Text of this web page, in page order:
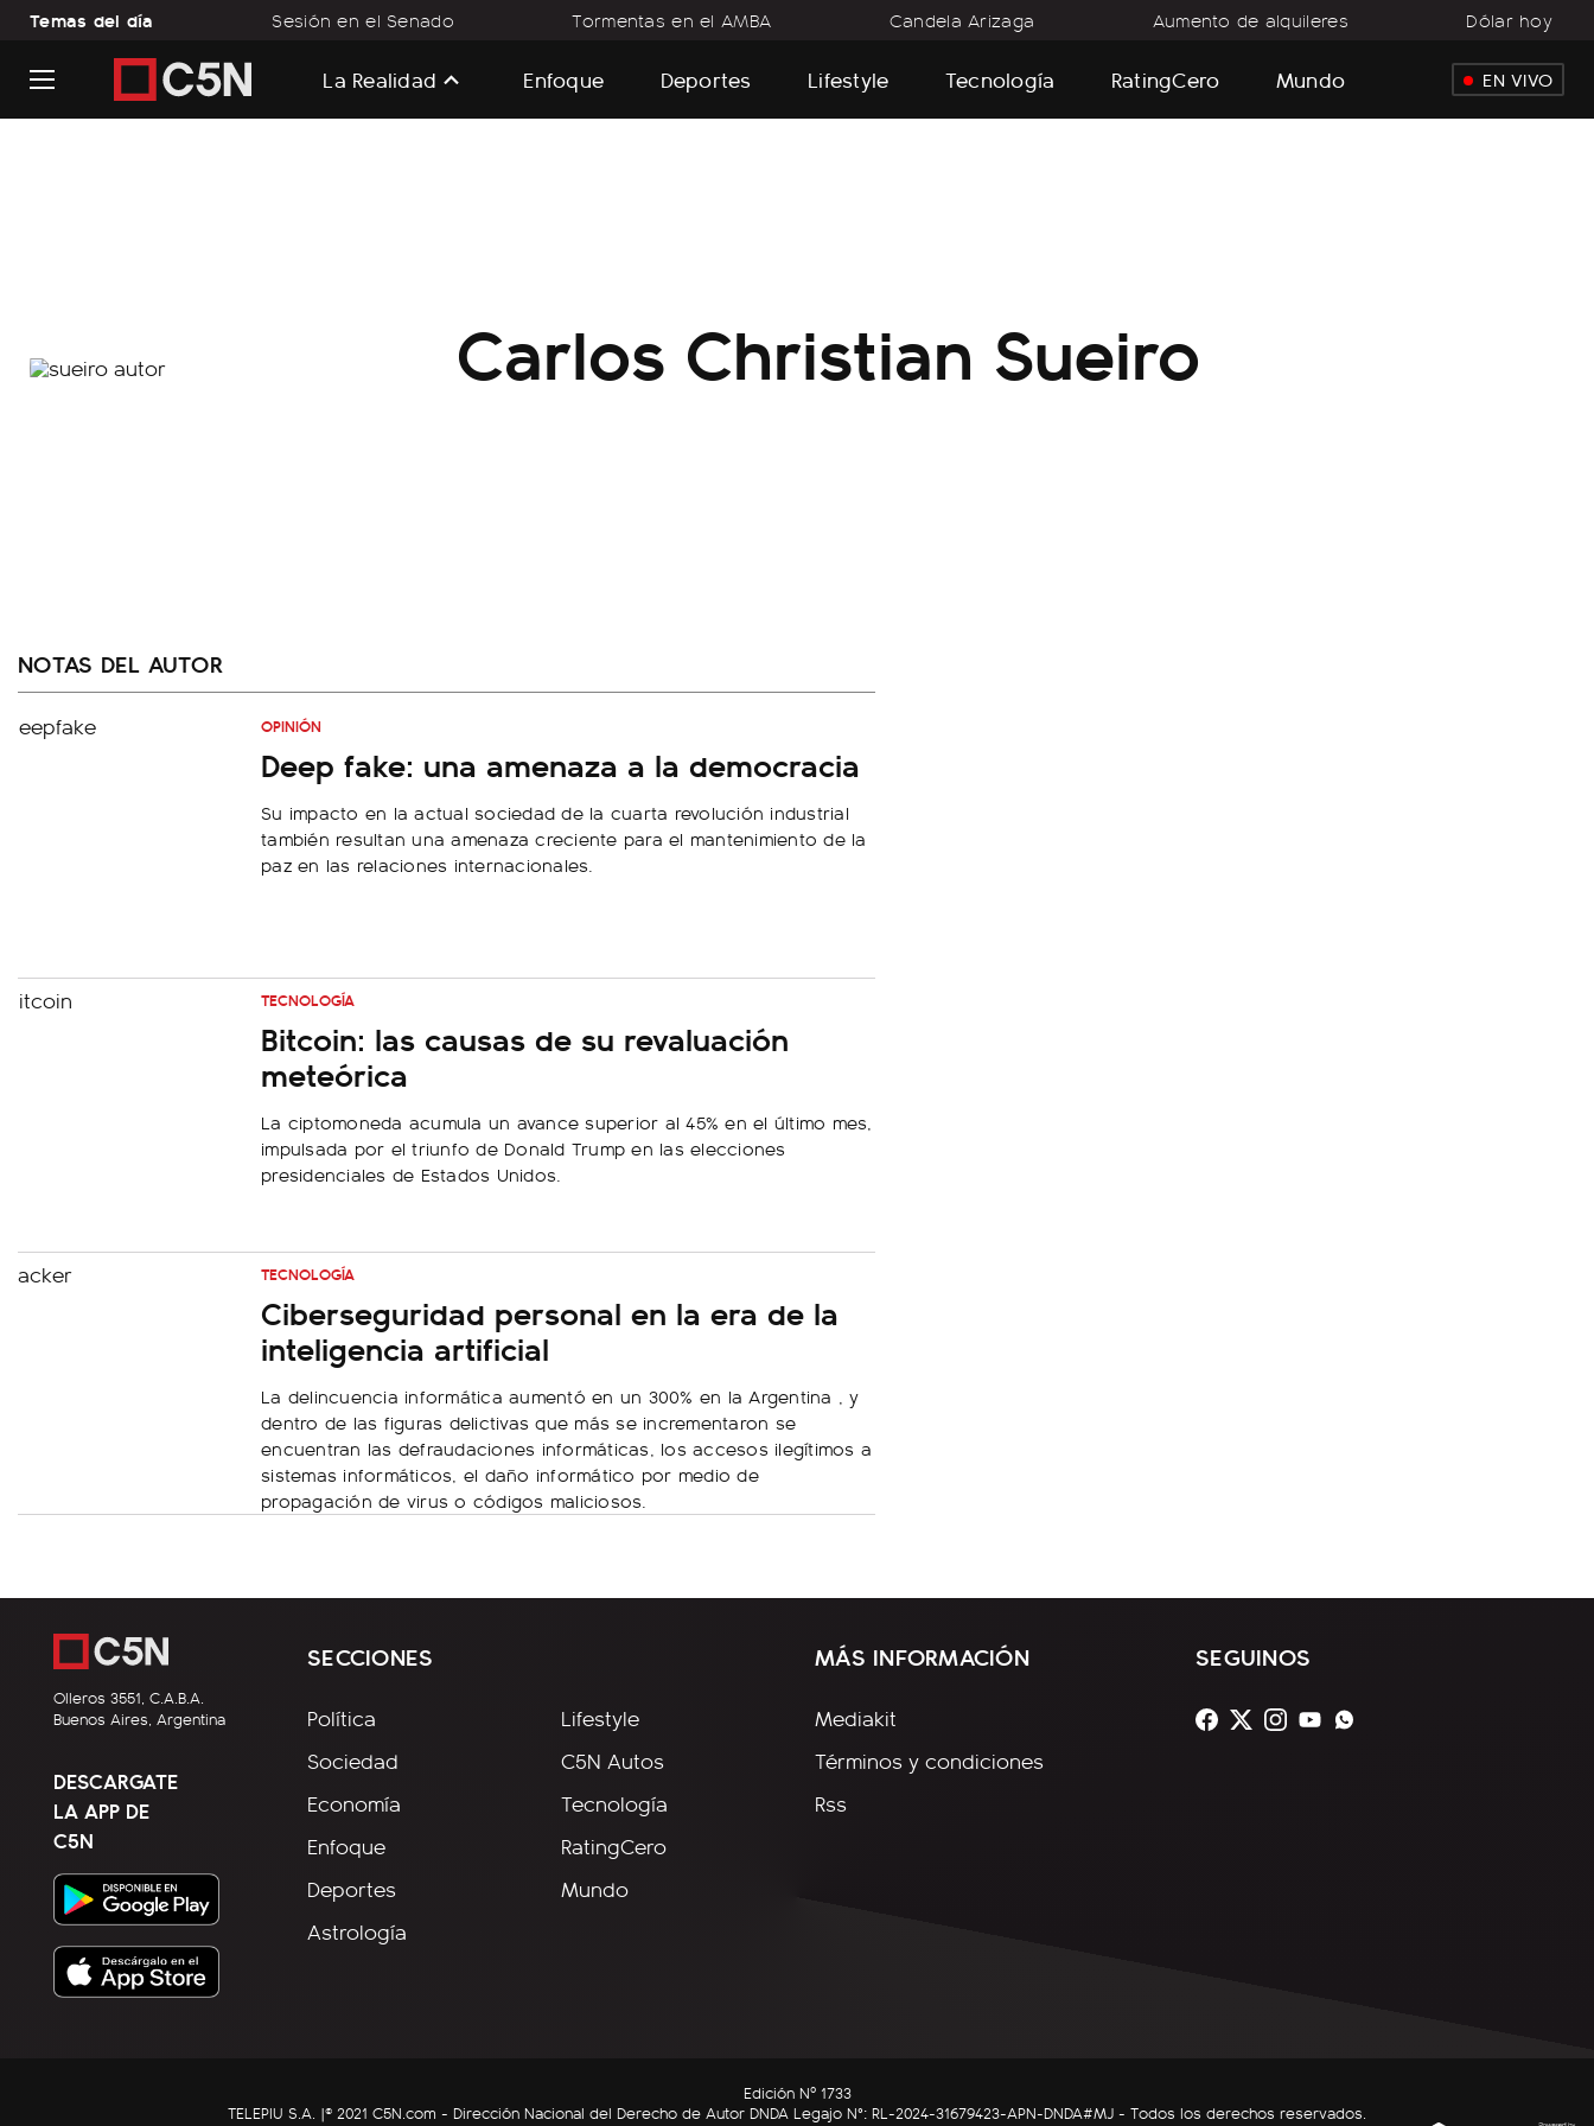
Temas del día Sesión en el Senado Tormentas en el AMBA Candela Arizaga Aumento de alquileres Dólar hoy
La Realidad Enfoque Deportes Lifestyle Tecnología RatingCero Mundo EN VIVO
Carlos Christian Sueiro
NOTAS DEL AUTOR
OPINIÓN
Deep fake: una amenaza a la democracia
Su impacto en la actual sociedad de la cuarta revolución industrial
también resultan una amenaza creciente para el mantenimiento de la
paz en las relaciones internacionales.
TECNOLOGÍA
Bitcoin: las causas de su revaluación
meteórica
La ciptomoneda acumula un avance superior al 45% en el último mes,
impulsada por el triunfo de Donald Trump en las elecciones
presidenciales de Estados Unidos.
TECNOLOGÍA
Ciberseguridad personal en la era de la
inteligencia artificial
La delincuencia informática aumentó en un 300% en la Argentina , y
dentro de las figuras delictivas que más se incrementaron se
encuentran las defraudaciones informáticas, los accesos ilegítimos a
sistemas informáticos, el daño informático por medio de
propagación de virus o códigos maliciosos.
Olleros 3551, C.A.B.A.
Buenos Aires, Argentina
DESCARGATE
LA APP DE
C5N
SECCIONES
Política
Sociedad
Economía
Enfoque
Deportes
Astrología
Lifestyle
C5N Autos
Tecnología
RatingCero
Mundo
MÁS INFORMACIÓN
Mediakit
Términos y condiciones
Rss
SEGUINOS
Edición Nº 1733
TELEPIU S.A. |© 2021 C5N.com - Dirección Nacional del Derecho de Autor DNDA Legajo N°: RL-2024-31679423-APN-DNDA#MJ - Todos los derechos reservados.